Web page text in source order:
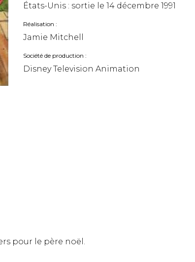
États-Unis : sortie le 14 décembre 1991
Réalisation
Jamie Mitchell
Société de production
Disney Television Animation
pour le père noël.